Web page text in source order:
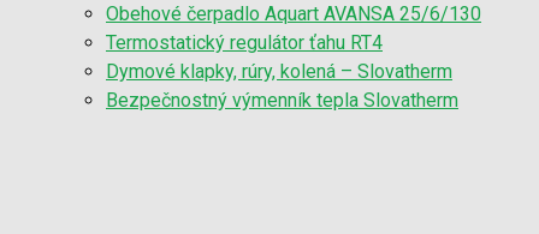
Obehové čerpadlo Aquart AVANSA 25/6/130
Termostatický regulátor ťahu RT4
Dymové klapky, rúry, kolená – Slovatherm
Bezpečnostný výmenník tepla Slovatherm